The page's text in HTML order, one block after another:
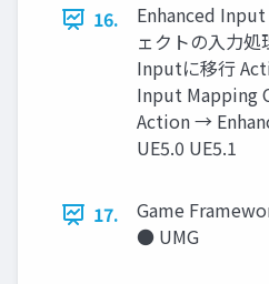
16.
Enhanced
ェクトの入力処
Inputに移行
Input Mapping
Action →
UE5.0 UE5.1
17.
Game
● UMG